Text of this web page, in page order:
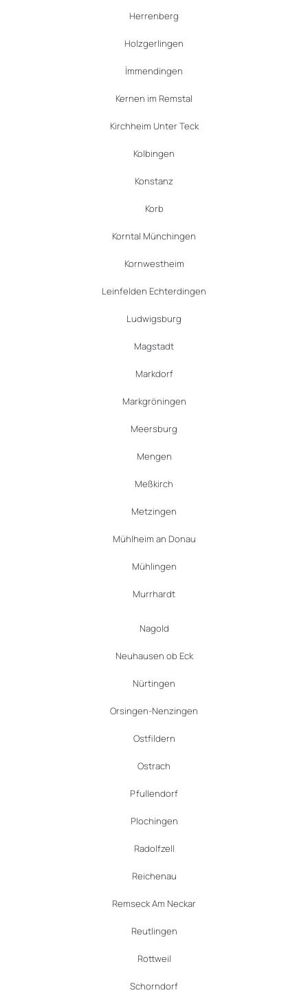
Herrenberg
Holzgerlingen
İmmendingen
Kernen im Remstal
Kirchheim Unter Teck
Kolbingen
Konstanz
Korb
Korntal Münchingen
Kornwestheim
Leinfelden Echterdingen
Ludwigsburg
Magstadt
Markdorf
Markgröningen
Meersburg
Mengen
Meßkirch
Metzingen
Mühlheim an Donau
Mühlingen
Murrhardt
Nagold
Neuhausen ob Eck
Nürtingen
Orsingen-Nenzingen
Ostfildern
Ostrach
Pfullendorf
Plochingen
Radolfzell
Reichenau
Remseck Am Neckar
Reutlingen
Rottweil
Schorndorf